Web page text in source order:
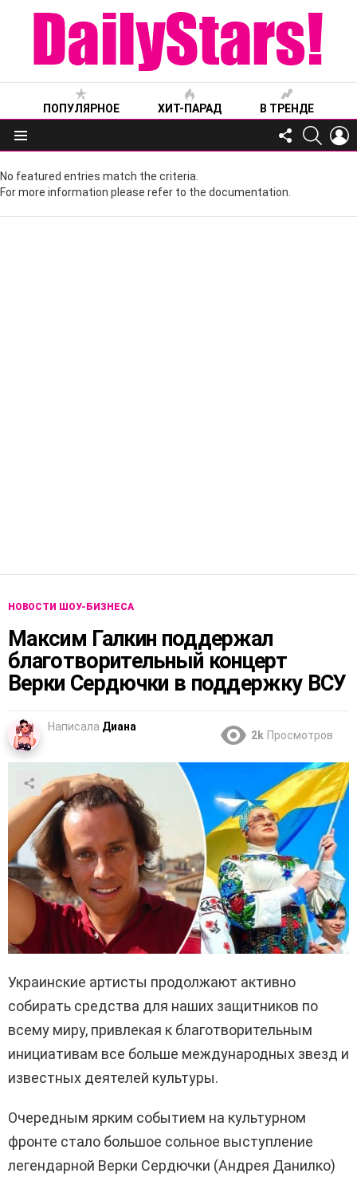
ПОПУЛЯРНОЕ ХИТ-ПАРАД В ТРЕНДЕ
Меню
FOLLOW
US
No featured entries match the criteria.
For more information please refer to the documentation.
НОВОСТИ ШОУ-БИЗНЕСА
Максим Галкин поддержал
благотворительный концерт
Верки Сердючки в поддержку ВСУ
Написала Диана
2k Просмотров
Украинские артисты продолжают активно
собирать средства для наших защитников по
всему миру, привлекая к благотворительным
инициативам все больше международных звезд и
известных деятелей культуры.
Очередным ярким событием на культурном
фронте стало большое сольное выступление
легендарной Верки Сердючки (Андрея Данилко)